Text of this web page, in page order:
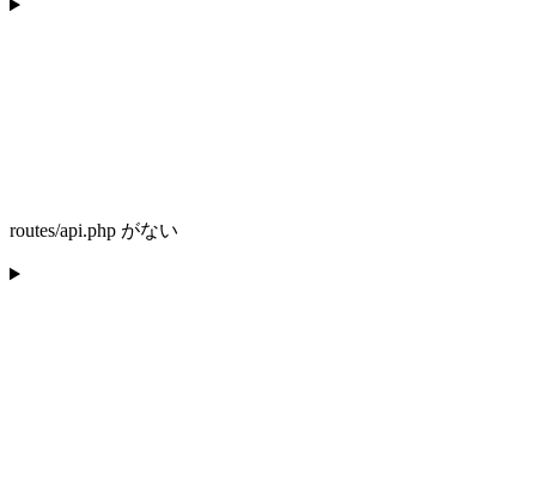
routes/api.php がない